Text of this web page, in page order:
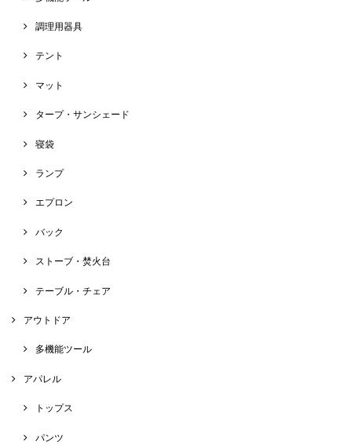
調理用器具
テント
マット
タープ・サンシェード
寝袋
ランプ
エプロン
バック
ストーブ・焚火台
テーブル・チェア
アウトドア
多機能ツール
アパレル
トップス
パンツ